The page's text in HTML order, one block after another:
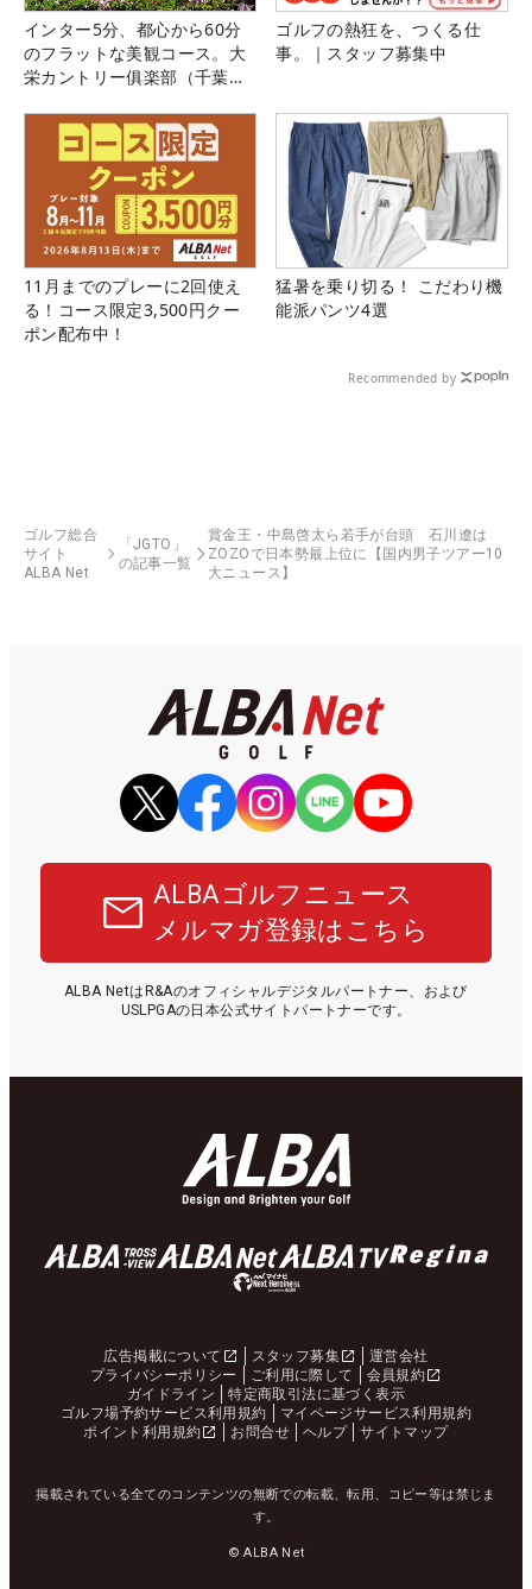
インター5分、都心から60分
のフラットな美観コース。大
栄カントリー俱楽部（千葉
ゴルフの熱狂を、つくる仕
事。｜スタッフ募集中
11月までのプレーに2回使え
る！コース限定3,500円クー
ポン配布中！
猛暑を乗り切る！ こだわり機
能派パンツ4選
Recommended by
ゴルフ総合
サイト
ALBA Net
「JGTO」
の記事一覧
賞金王・中島啓太ら若手が台頭 石川遼は
ZOZOで日本勢最上位に【国内男子ツアー10
大ニュース】
ALBAゴルフニュース
メルマガ登録はこちら
ALBA NetはR&Aのオフィシャルデジタルパートナー、および
USLPGAの日本公式サイトパートナーです。
広告掲載について スタッフ募集
運営会社
プライバシーポリシー
ご利用に際して
会員規約
ガイドライン
特定商取引法に基づく表示
ゴルフ場予約サービス利用規約
マイページサービス利用規約
ポイント利用規約
お問合せ ヘルプ サイトマップ
掲載されている全てのコンテンツの無断での転載、転用、コピー等は禁じま
す。
© ALBA Net